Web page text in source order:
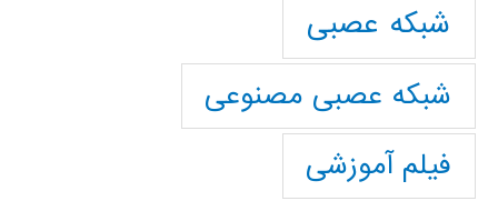
شبکه عصبی
شبکه عصبی مصنوعی
فیلم آموزشی